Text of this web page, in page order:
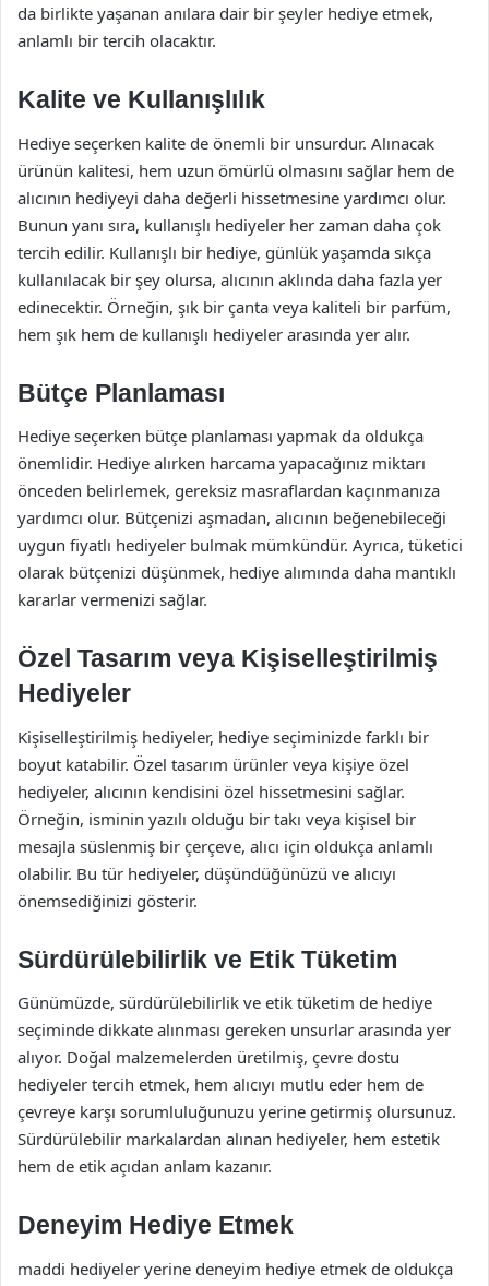
da birlikte yaşanan anılara dair bir şeyler hediye etmek,
anlamlı bir tercih olacaktır.
Kalite ve Kullanışlılık
Hediye seçerken kalite de önemli bir unsurdur. Alınacak
ürünün kalitesi, hem uzun ömürlü olmasını sağlar hem de
alıcının hediyeyi daha değerli hissetmesine yardımcı olur.
Bunun yanı sıra, kullanışlı hediyeler her zaman daha çok
tercih edilir. Kullanışlı bir hediye, günlük yaşamda sıkça
kullanılacak bir şey olursa, alıcının aklında daha fazla yer
edinecektir. Örneğin, şık bir çanta veya kaliteli bir parfüm,
hem şık hem de kullanışlı hediyeler arasında yer alır.
Bütçe Planlaması
Hediye seçerken bütçe planlaması yapmak da oldukça
önemlidir. Hediye alırken harcama yapacağınız miktarı
önceden belirlemek, gereksiz masraflardan kaçınmanıza
yardımcı olur. Bütçenizi aşmadan, alıcının beğenebileceği
uygun fiyatlı hediyeler bulmak mümkündür. Ayrıca, tüketici
olarak bütçenizi düşünmek, hediye alımında daha mantıklı
kararlar vermenizi sağlar.
Özel Tasarım veya Kişiselleştirilmiş
Hediyeler
Kişiselleştirilmiş hediyeler, hediye seçiminizde farklı bir
boyut katabilir. Özel tasarım ürünler veya kişiye özel
hediyeler, alıcının kendisini özel hissetmesini sağlar.
Örneğin, isminin yazılı olduğu bir takı veya kişisel bir
mesajla süslenmiş bir çerçeve, alıcı için oldukça anlamlı
olabilir. Bu tür hediyeler, düşündüğünüzü ve alıcıyı
önemsediğinizi gösterir.
Sürdürülebilirlik ve Etik Tüketim
Günümüzde, sürdürülebilirlik ve etik tüketim de hediye
seçiminde dikkate alınması gereken unsurlar arasında yer
alıyor. Doğal malzemelerden üretilmiş, çevre dostu
hediyeler tercih etmek, hem alıcıyı mutlu eder hem de
çevreye karşı sorumluluğunuzu yerine getirmiş olursunuz.
Sürdürülebilir markalardan alınan hediyeler, hem estetik
hem de etik açıdan anlam kazanır.
Deneyim Hediye Etmek
maddi hediyeler yerine deneyim hediye etmek de oldukça